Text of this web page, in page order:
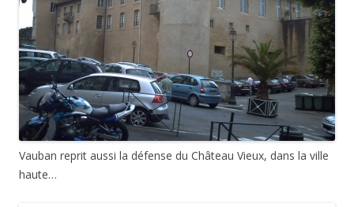
Vauban reprit aussi la défense du Château Vieux, dans la ville
haute…